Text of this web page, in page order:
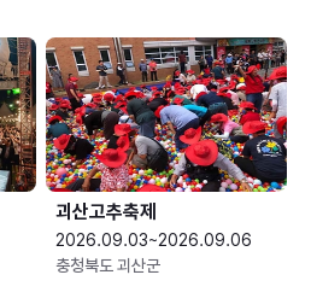
괴산고추축제
2026.09.03~2026.09.06
충청북도 괴산군